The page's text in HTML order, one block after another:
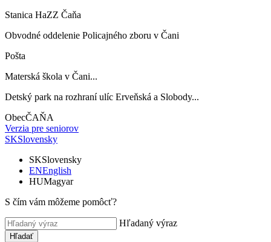
Stanica HaZZ Čaňa
Obvodné oddelenie Policajného zboru v Čani
Pošta
Materská škola v Čani...
Detský park na rozhraní ulíc Erveňská a Slobody...
ObecČAŇA
Verzia pre seniorov
SKSlovensky
SKSlovensky
ENEnglish
HUMagyar
S čím vám môžeme pomôcť?
Hľadaný výraz
Hľadať